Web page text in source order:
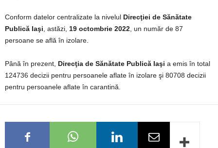
Conform datelor centralizate la nivelul Direcţiei de Sănătate
Publică Iaşi , astăzi, 19 octombrie 2022 , un număr de 87
persoane se află în izolare.
Până în prezent, Direcţia de Sănătate Publică Iaşi a emis în total
124736 decizii pentru persoanele aflate în izolare şi 80708 decizii
pentru persoanele aflate în carantină.